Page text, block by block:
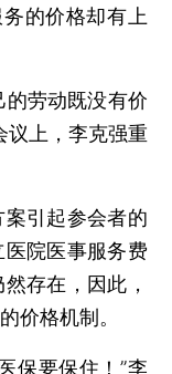
的价格却有上
劳动既没有价
议上，李克强重
引起参会者的
院医事服务费
存在，因此，
价格机制。
要保住！”李